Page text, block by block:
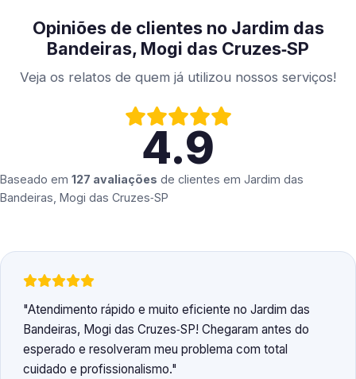
Opiniões de clientes no Jardim das
Bandeiras, Mogi das Cruzes‑SP
Veja os relatos de quem já utilizou nossos serviços!
4.9
Baseado em 127 avaliações de clientes em Jardim das
Bandeiras, Mogi das Cruzes‑SP
Atendimento rápido e muito eficiente no Jardim das
Bandeiras, Mogi das Cruzes‑SP! Chegaram antes do
esperado e resolveram meu problema com total
cuidado e profissionalismo.